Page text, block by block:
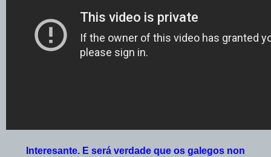
Interesante. E será verdade que os galegos non